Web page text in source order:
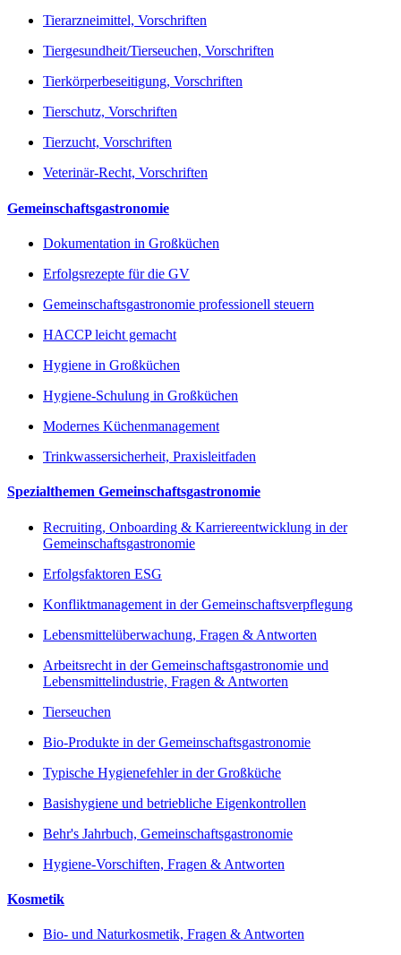
Tierarzneimittel, Vorschriften
Tiergesundheit/Tierseuchen, Vorschriften
Tierkörperbeseitigung, Vorschriften
Tierschutz, Vorschriften
Tierzucht, Vorschriften
Veterinär-Recht, Vorschriften
Gemeinschaftsgastronomie
Dokumentation in Großküchen
Erfolgsrezepte für die GV
Gemeinschaftsgastronomie professionell steuern
HACCP leicht gemacht
Hygiene in Großküchen
Hygiene-Schulung in Großküchen
Modernes Küchenmanagement
Trinkwassersicherheit, Praxisleitfaden
Spezialthemen Gemeinschaftsgastronomie
Recruiting, Onboarding & Karriereentwicklung in der
Gemeinschaftsgastronomie
Erfolgsfaktoren ESG
Konfliktmanagement in der Gemeinschaftsverpflegung
Lebensmittelüberwachung, Fragen & Antworten
Arbeitsrecht in der Gemeinschaftsgastronomie und
Lebensmittelindustrie, Fragen & Antworten
Tierseuchen
Bio-Produkte in der Gemeinschaftsgastronomie
Typische Hygienefehler in der Großküche
Basishygiene und betriebliche Eigenkontrollen
Behr's Jahrbuch, Gemeinschaftsgastronomie
Hygiene-Vorschiften, Fragen & Antworten
Kosmetik
Bio- und Naturkosmetik, Fragen & Antworten